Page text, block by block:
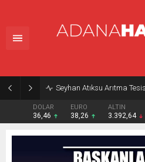
DOLAR
36,46
EURO
38,26
ALTIN
3.392,64